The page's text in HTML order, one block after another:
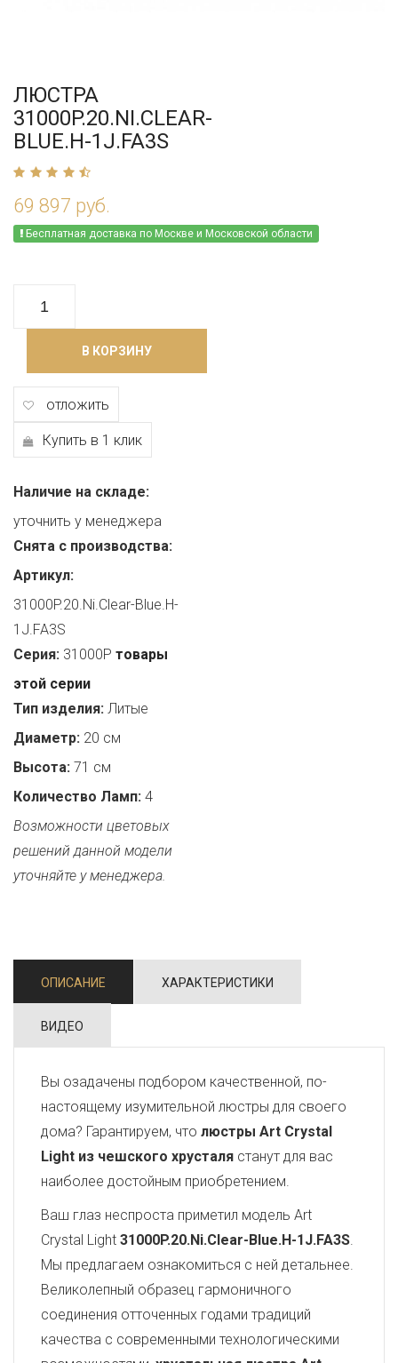
ЛЮСТРА
31000P.20.NI.CLEAR-
BLUE.H-1J.FA3S
69 897 руб.
Бесплатная доставка по Москве и Московской области
В КОРЗИНУ
отложить
Купить в 1 клик
Наличие на складе:
уточнить у менеджера
Снята с производства:
Артикул:
31000P.20.Ni.Clear-Blue.H-
1J.FA3S
Серия: 31000P товары
этой серии
Тип изделия: Литые
Диаметр: 20 см
Высота: 71 см
Количество Ламп: 4
Возможности цветовых
решений данной модели
уточняйте у менеджера.
ОПИСАНИЕ ХАРАКТЕРИСТИКИ
ВИДЕО
Вы озадачены подбором качественной, по-
настоящему изумительной люстры для своего
дома? Гарантируем, что люстры Art Crystal
Light из чешского хрусталя станут для вас
наиболее достойным приобретением.
Ваш глаз неспроста приметил модель Art
Crystal Light 31000P.20.Ni.Clear-Blue.H-1J.FA3S.
Мы предлагаем ознакомиться с ней детальнее.
Великолепный образец гармоничного
соединения отточенных годами традиций
качества с современными технологическими